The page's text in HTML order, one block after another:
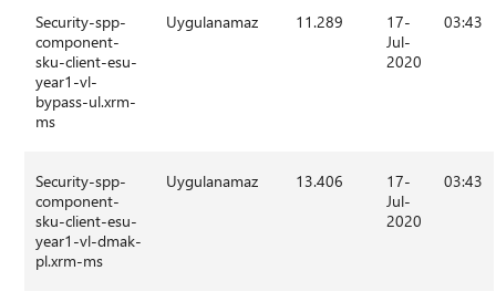
Security-spp-
component-
sku-client-esu-
year1-vl-
bypass-ul.xrm-
ms
Uygulanamaz 11.289
17-
Jul-
2020
03:43
Security-spp-
component-
sku-client-esu-
year1-vl-dmak-
pl.xrm-ms
Uygulanamaz 13.406
17-
Jul-
2020
03:43